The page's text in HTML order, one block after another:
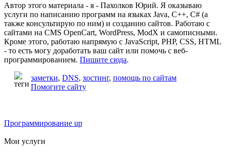
Автор этого материала - я - Пахолков Юрий. Я оказываю
услуги по написанию программ на языках Java, C++, C# (а
также консультирую по ним) и созданию сайтов. Работаю с
сайтами на CMS OpenCart, WordPress, ModX и самописными.
Кроме этого, работаю напрямую с JavaScript, PHP, CSS, HTML
- то есть могу доработать ваш сайт или помочь с веб-
программированием. Пишите сюда.
заметки, DNS, хостинг, помощь по сайтам
Помогите сайту
Программирование up
Мои услуги